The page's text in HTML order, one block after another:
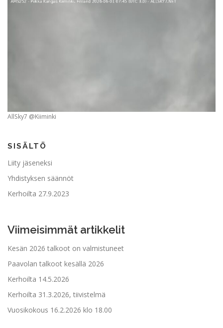
AllSky7 @Kiiminki
SISÄLTÖ
Liity jäseneksi
Yhdistyksen säännöt
Kerhoilta 27.9.2023
Viimeisimmät artikkelit
Kesän 2026 talkoot on valmistuneet
Paavolan talkoot kesällä 2026
Kerhoilta 14.5.2026
Kerhoilta 31.3.2026, tiivistelmä
Vuosikokous 16.2.2026 klo 18.00